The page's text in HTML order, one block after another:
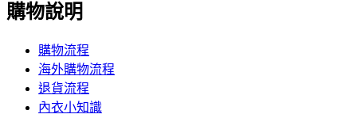
購物說明
購物流程
海外購物流程
退貨流程
內衣小知識